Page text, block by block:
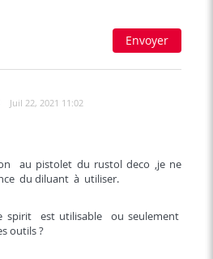
Envoyer
Juil 22, 2021 11:02
au pistolet du rustol deco ,je ne
du diluant à utiliser.
spirit est utilisable ou seulement
outils ?